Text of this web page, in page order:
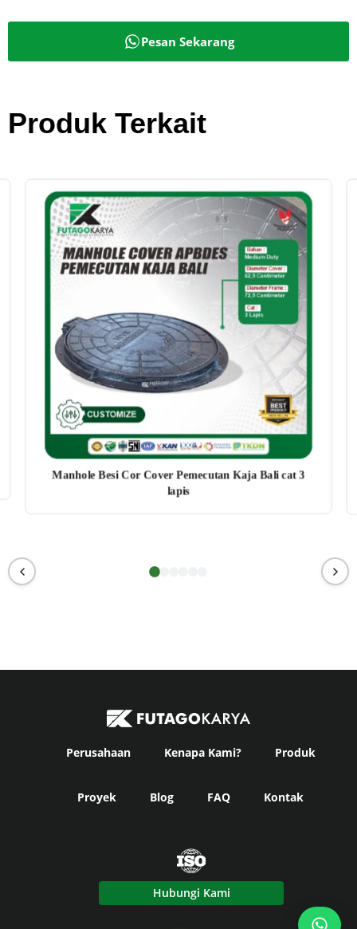
Pesan Sekarang
Produk Terkait
Manhole Besi Cor Cover Pemecutan Kaja Bali cat 3
lapis
Perusahaan Kenapa Kami? Produk
Proyek Blog FAQ Kontak
Hubungi Kami